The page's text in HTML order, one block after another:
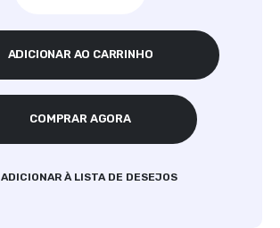
ADICIONAR AO CARRINHO
COMPRAR AGORA
ADICIONAR À LISTA DE DESEJOS